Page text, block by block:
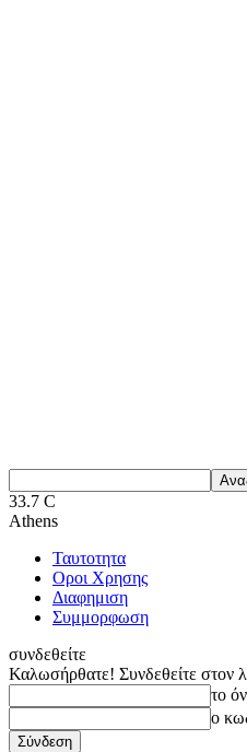
33.7 C
Athens
Ταυτοτητα
Οροι Χρησης
Διαφημιση
Συμμορφωση
συνδεθείτε
Καλωσήρθατε! Συνδεθείτε στον
το
ο